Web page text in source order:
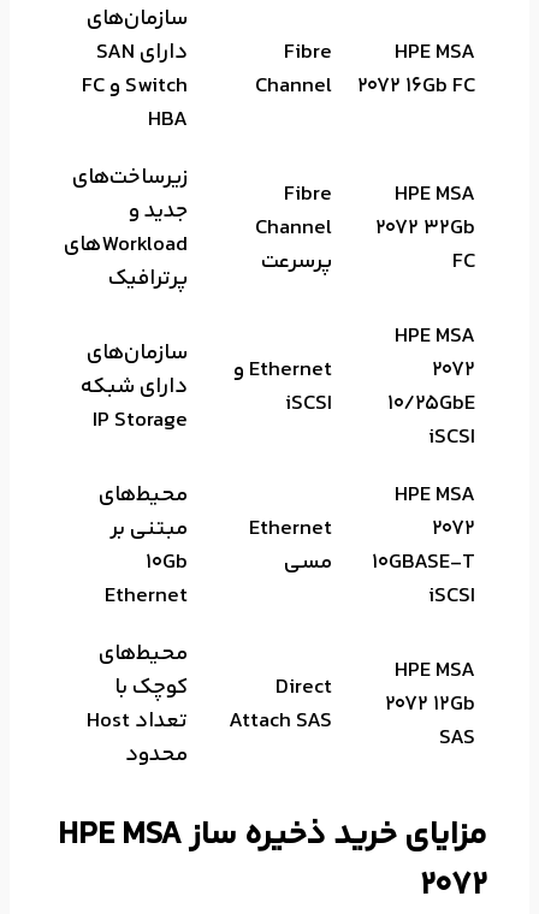
HPE MSA
2072 16Gb FC
Fibre
Channel
سازمان‌های
دارای SAN
Switch و FC
HBA
HPE MSA
2072 32Gb
FC
Fibre
Channel
پرسرعت
زیرساخت‌های
جدید و
Workloadهای
پرترافیک
HPE MSA
2072
10/25GbE
iSCSI
Ethernet و
iSCSI
سازمان‌های
دارای شبکه
IP Storage
HPE MSA
2072
10GBASE-T
iSCSI
Ethernet
مسی
محیط‌های
مبتنی بر
10Gb
Ethernet
HPE MSA
2072 12Gb
SAS
Direct
Attach SAS
محیط‌های
کوچک با
تعداد Host
محدود
مزایای خرید ذخیره ساز HPE MSA
2072